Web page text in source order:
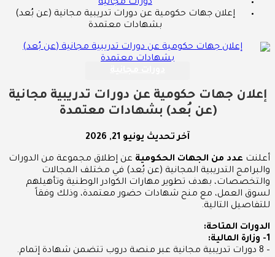
دورات مجانية
إعلان جهات حكومية عن دورات تدريبية مجانية (عن بُعد)
بشهادات معتمدة
إعلان جهات حكومية عن دورات تدريبية مجانية
(عن بُعد) بشهادات معتمدة
آخر تحديث يونيو 21, 2026
أعلنت عدد من الجهات الحكومية عن إطلاق مجموعة من الدورات
والبرامج التدريبية المجانية (عن بُعد) في مختلف المجالات
والتخصصات، بهدف تطوير مهارات الكوادر الوطنية وتأهيلهم
لسوق العمل، مع منح شهادات حضور معتمدة، وذلك وفقاً
للتفاصيل التالية.
الدورات المتاحة:
1- وزارة المالية:
– 8 دورات تدريبية مجانية عبر منصة دروب تتضمن شهادة إتمام.